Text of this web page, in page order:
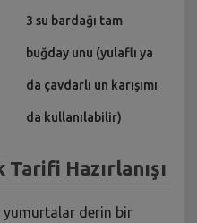
3 su bardağı tam
buğday unu (yulaflı ya
da çavdarlı un karışımı
da kullanılabilir)
Hazırlanışı
yumurtalar derin bir